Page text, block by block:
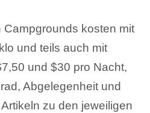
Campgrounds kosten mit
und teils auch mit
und $30 pro Nacht,
Abgelegenheit und
zu den jeweiligen